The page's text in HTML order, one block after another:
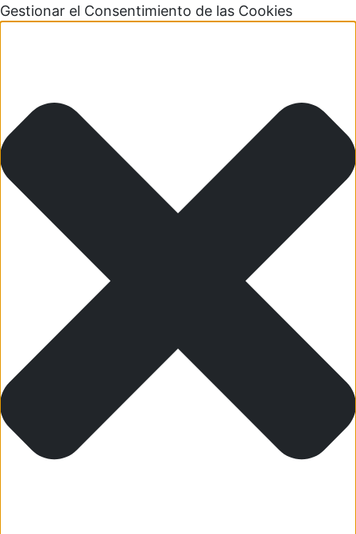
Gestionar el Consentimiento de las Cookies